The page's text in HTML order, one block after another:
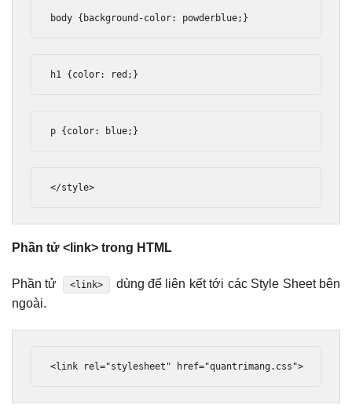
body { background -color: powderblue;}
h1 { color: red ;}
p { color: blue;}
</style>
Phần tử <link> trong HTML
Phần tử <link>
dùng để liên kết tới các Style Sheet bên
ngoài.
<link rel="stylesheet" href="quantrimang.css">